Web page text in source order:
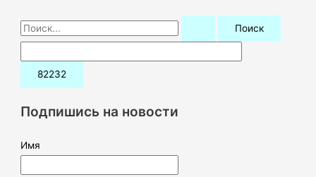
П
о
и
:Подпишись на новости
Имя